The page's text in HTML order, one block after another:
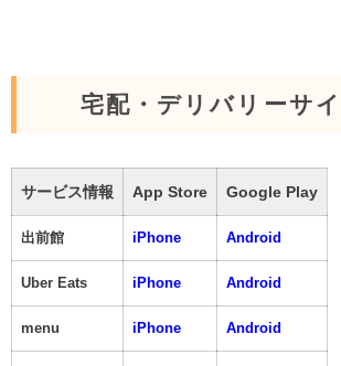
宅配・デリバリーサ
サービス情報 App Store Google Play
出前館 iPhone Android
Uber Eats iPhone Android
menu iPhone Android